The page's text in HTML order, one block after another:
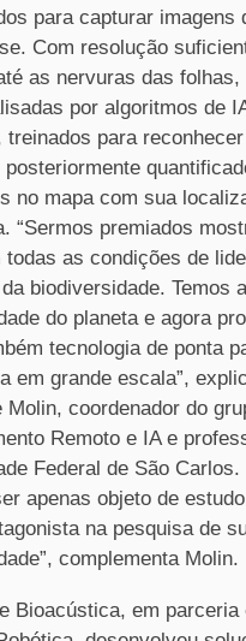
para capturar imagens
Com resolução
as nervuras das folhas,
por algoritmos de
treinados para
posteriormente
no mapa com sua
“Sermos premiados
todas as condições de
biodiversidade. Temos
do planeta e agora
tecnologia de ponta
em grande escala”,
Molin, coordenador do
Remoto e IA e
Federal de São Carlos.
apenas objeto de
na pesquisa de
complementa Molin.
Bioacústica, em parceria